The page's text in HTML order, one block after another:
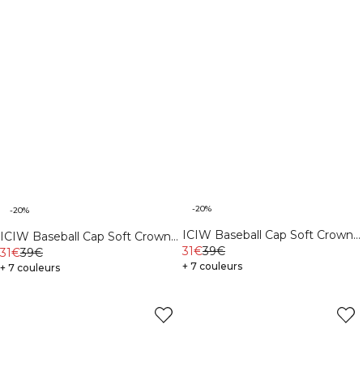
-20%
ICIW Baseball Cap Soft Crown
Cream
31€39€
+ 7 couleurs
-20%
ICIW Baseball Cap Soft Crown
Stonewashed Green
31€39€
+ 7 couleurs